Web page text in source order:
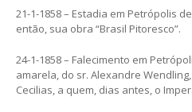
21-1-1858 – Estadia em Petrópolis
então, sua obra “Brasil Pitoresco”.
24-1-1858 – Falecimento em
amarela, do sr. Alexandre
Cecilias, a quem, dias antes, o